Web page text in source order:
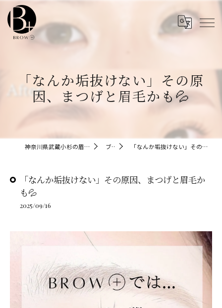
「なんか垢抜けない」その原
因、まつげと眉毛かも💦
神奈川県武蔵小杉の眉毛サロンならBROW+ ブログ 「なんか垢抜けない」その原因、まつげと眉毛かも💦
「なんか垢抜けない」その原因、まつげと眉毛か
も💦
2025/09/16